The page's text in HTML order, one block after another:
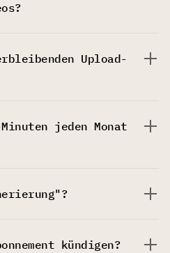
Upload-
jeden Monat
kündigen?